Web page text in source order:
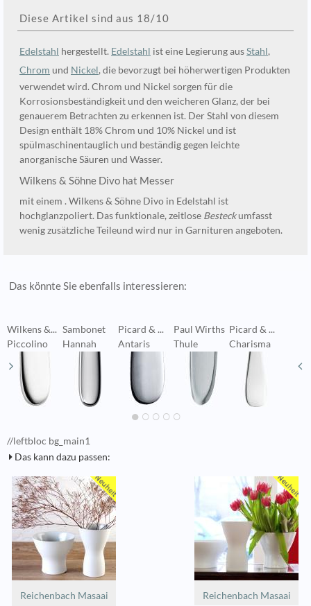
Diese Artikel sind aus 18/10
Edelstahl hergestellt. Edelstahl ist eine Legierung ausStahl,
Chrom und Nickel, die bevorzugt bei höherwertigen Produkten
verwendet wird. Chrom und Nickel sorgen für die
Korrosionsbeständigkeit und den weicheren Glanz, der bei
genauerem Betrachten zu erkennen ist. Der Stahl von diesem
Design enthält 18% Chrom und 10% Nickel und ist
spülmaschinentauglich und beständig gegen leichte
anorganische Säuren und Wasser.
Wilkens & Söhne Divo hat Messer
mit einem . Wilkens & Söhne Divo in Edelstahl ist
hochglanzpoliert. Das funktionale, zeitlose Besteckumfasst
wenig zusätzliche Teileund wird nur in Garnituren angeboten.
Das könnte Sie ebenfalls interessieren:
Wilkens &...
Piccolino
Sambonet
Hannah
Picard & ...
Antaris
Paul Wirths
Thule
Picard & ...
Charisma
//leftbloc bg_main1
Das kann dazu passen:
Reichenbach Masaai Reichenbach Masaai